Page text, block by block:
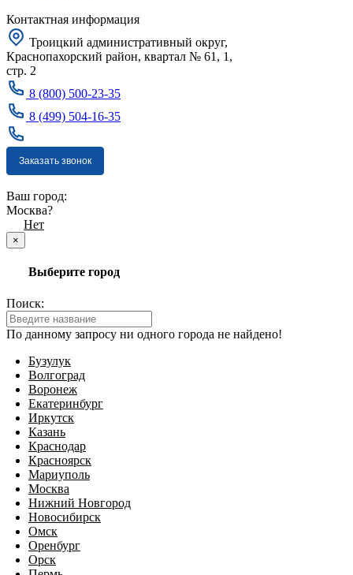
Контактная информация
Троицкий административный округ,
Краснопахорский район, квартал № 61, 1,
стр. 2
8 (800) 500-23-35
8 (499) 504-16-35
Заказать звонок
Ваш город:
Москва?
Нет
×
Выберите город
Поиск:
По данному запросу ни одного города не найдено!
Бузулук
Волгоград
Воронеж
Екатеринбург
Иркутск
Казань
Краснодар
Красноярск
Мариуполь
Москва
Нижний Новгород
Новосибирск
Омск
Оренбург
Орск